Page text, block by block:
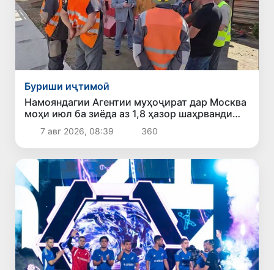
Буриши иҷтимоӣ
Намояндагии Агентии муҳоҷират дар Москва
моҳи июл ба зиёда аз 1,8 ҳазор шаҳрванди
Ӯзбекистон кумак расонд
7 авг 2026, 08:39 360